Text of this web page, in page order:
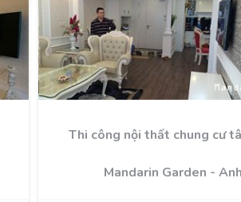
Thi công nội thất chung cư
Mandarin Garden -